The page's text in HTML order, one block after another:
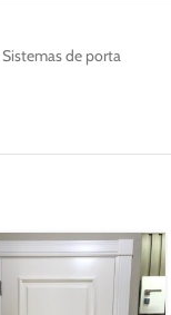
Sistemas de porta